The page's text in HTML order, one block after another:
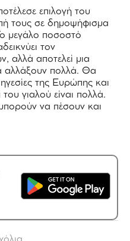
επιλογή του
τους σε δημοψήφισμα
μεγάλο ποσοστό
τον
αλλά αποτελεί μια
αλλάξουν πολλά. Θα
της Ευρώπης και
γιαλού είναι πολλά.
να πέσουν και